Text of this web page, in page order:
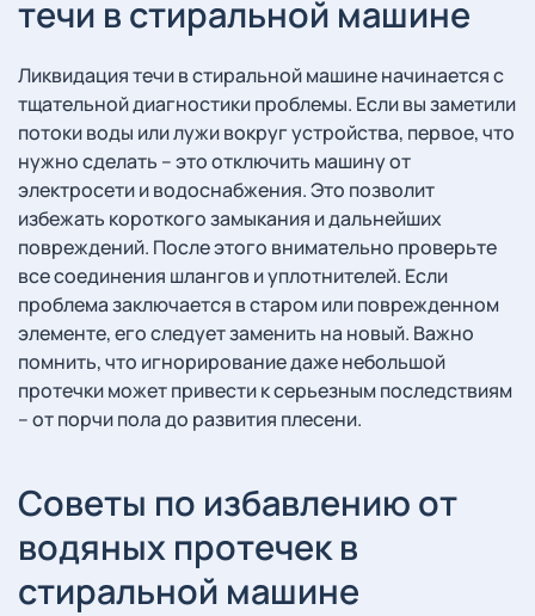
течи в стиральной машине
Ликвидация течи в стиральной машине начинается с
тщательной диагностики проблемы. Если вы заметили
потоки воды или лужи вокруг устройства, первое, что
нужно сделать – это отключить машину от
электросети и водоснабжения. Это позволит
избежать короткого замыкания и дальнейших
повреждений. После этого внимательно проверьте
все соединения шлангов и уплотнителей. Если
проблема заключается в старом или поврежденном
элементе, его следует заменить на новый. Важно
помнить, что игнорирование даже небольшой
протечки может привести к серьезным последствиям
– от порчи пола до развития плесени.
Советы по избавлению от
водяных протечек в
стиральной машине